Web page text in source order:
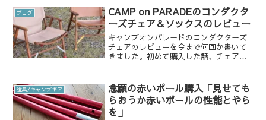
ート テーブル ファニチャー用アクセサ...
ブログ
CAMP on PARADEのコンダクタ
ーズチェア＆ソックスのレビュー
キャンプオンパレードのコンダクターズ
チェアのレビューを今まで何回か書いて
きました。初めて購入した話、チェアの
チェアの脚のカバーを購入したのでそち
らについて詳しく書かせて...
道具/キャンプギア
念願の赤いポール購入「見せても
らおうか赤いポールの性能とやら
を」